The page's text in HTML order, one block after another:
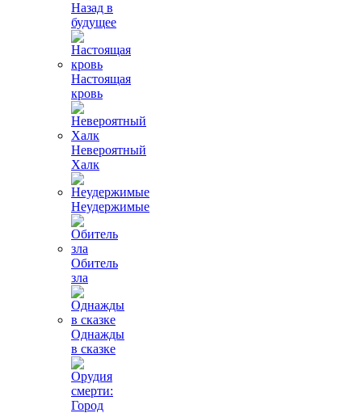
Назад в
будущее
Настоящая
кровь
Невероятный
Халк
Неудержимые
Обитель
зла
Однажды
в сказке